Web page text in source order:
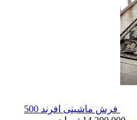
فرش ماشینی افرند 500